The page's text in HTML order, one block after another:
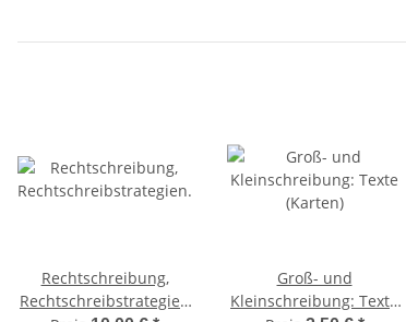
Rechtschreibung,
Rechtschreibstrategien
Groß- und
Kleinschreibung: Texte